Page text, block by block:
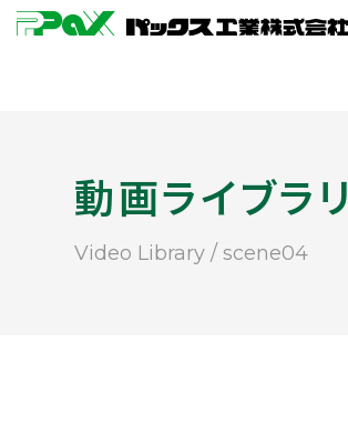
動画ライブラリ
Video Library / scene04